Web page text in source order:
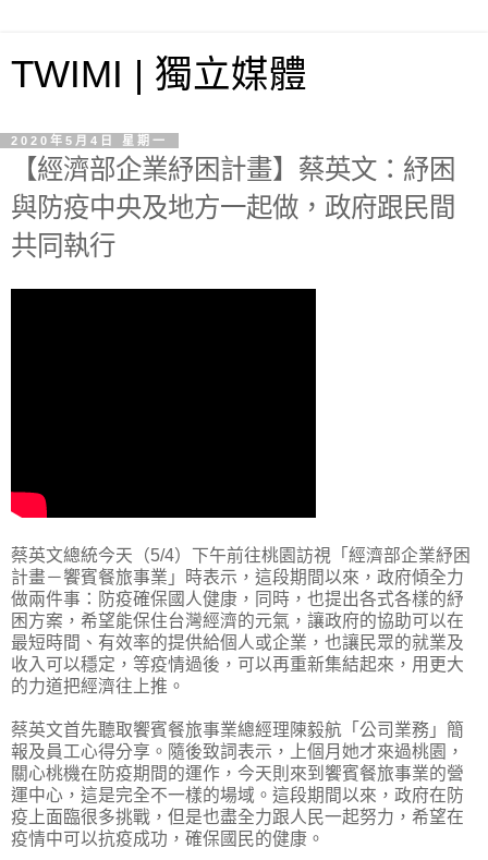
TWIMI | 獨立媒體
2020年5月4日 星期一
【經濟部企業紓困計畫】蔡英文：紓困
與防疫中央及地方一起做，政府跟民間
共同執行
蔡英文總統今天（5/4）下午前往桃園訪視「經濟部企業紓困
計畫－饗賓餐旅事業」時表示，這段期間以來，政府傾全力
做兩件事：防疫確保國人健康，同時，也提出各式各樣的紓
困方案，希望能保住台灣經濟的元氣，讓政府的協助可以在
最短時間、有效率的提供給個人或企業，也讓民眾的就業及
收入可以穩定，等疫情過後，可以再重新集結起來，用更大
的力道把經濟往上推。
蔡英文首先聽取饗賓餐旅事業總經理陳毅航「公司業務」簡
報及員工心得分享。隨後致詞表示，上個月她才來過桃園，
關心桃機在防疫期間的運作，今天則來到饗賓餐旅事業的營
運中心，這是完全不一樣的場域。這段期間以來，政府在防
疫上面臨很多挑戰，但是也盡全力跟人民一起努力，希望在
疫情中可以抗疫成功，確保國民的健康。